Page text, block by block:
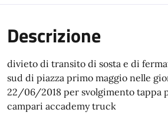
Descrizione
divieto di transito di sosta e di
sud di piazza primo maggio nelle
22/06/2018 per svolgimento tappa
campari accademy truck